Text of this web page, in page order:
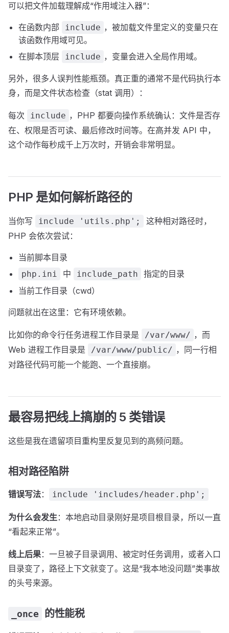
可以把文件加载理解成“作用域注入器”：
在函数内部 include ，被加载文件里定义的变量只在
该函数作用域可见。
在脚本顶层
include ，变量会进入全局作用域。
另外，很多人误判性能瓶颈。真正重的通常不是代码执行本
身，而是文件状态检查（stat 调用）：
每次 include ，PHP 都要向操作系统确认：文件是否存
在、权限是否可读、最后修改时间等。在高并发 API 中，
这个动作每秒成千上万次时，开销会非常明显。
PHP 是如何解析路径的
当你写 include 'utils.php';
这种相对路径时，
PHP 会依次尝试：
当前脚本目录
php.ini 中 include_path
指定的目录
当前工作目录（cwd）
问题就出在这里：它有环境依赖。
比如你的命令行任务进程工作目录是 /var/www/ ，而
Web 进程工作目录是
/var/www/public/ ，同一行相
对路径代码可能一个能跑、一个直接崩。
最容易把线上搞崩的 5 类错误
这些是我在遗留项目重构里反复见到的高频问题。
相对路径陷阱
错误写法： include 'includes/header.php';
为什么会发生：本地启动目录刚好是项目根目录，所以一直
“看起来正常”。
线上后果：一旦被子目录调用、被定时任务调用，或者入口
目录变了，路径上下文就变了。这是“我本地没问题”类事故
的头号来源。
_once 的性能税